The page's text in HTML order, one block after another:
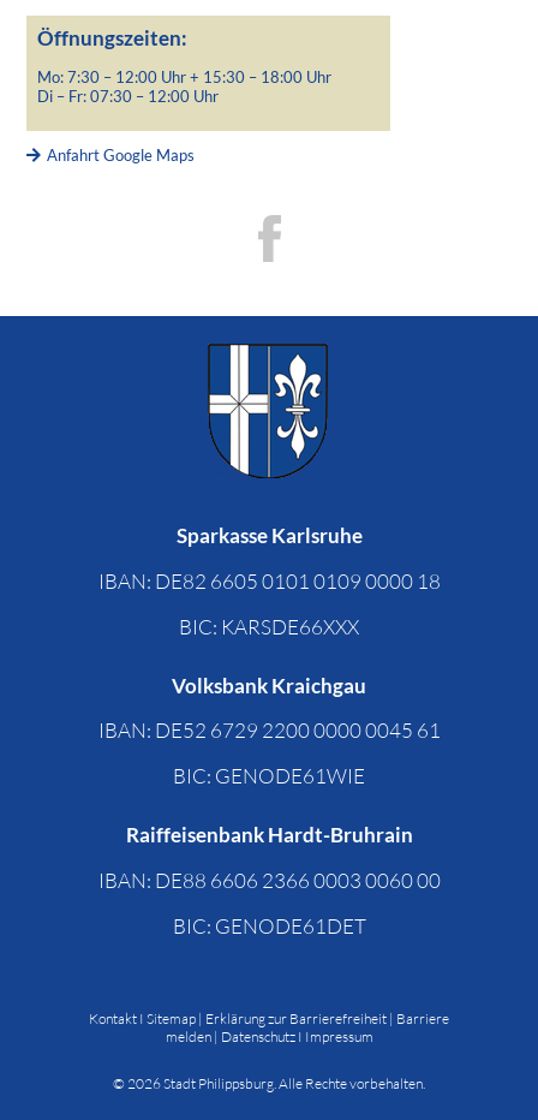
Öffnungszeiten:
Mo: 7:30 – 12:00 Uhr + 15:30 – 18:00 Uhr
Di – Fr: 07:30 – 12:00 Uhr
Anfahrt Google Maps
Sparkasse Karlsruhe
IBAN: DE82 6605 0101 0109 0000 18
BIC: KARSDE66XXX
Volksbank Kraichgau
IBAN: DE52 6729 2200 0000 0045 61
BIC: GENODE61WIE
Raiffeisenbank Hardt-Bruhrain
IBAN: DE88 6606 2366 0003 0060 00
BIC: GENODE61DET
© 2026Stadt Philippsburg. Alle Rechte vorbehalten.
Kontakt I Sitemap | Erklärung zur Barrierefreiheit | Barriere
melden| DatenschutzI Impressum